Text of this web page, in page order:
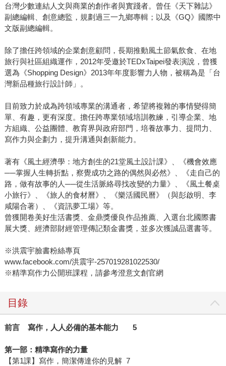
台灣少數連結人文與商業的創作者與實踐者。曾任《天下雜誌》
副總編輯、創意總監，規劃過三一九鄉專輯；以及《GQ》國際中
文版副總編輯。
除了擔任跨領域的企業創意顧問，長期推動風土節氣飲食、在地
旅行與社區組織運作，2012年受邀於TEDxTaipei發表演說，曾獲
選為《Shopping Design》2013年年度影響力人物，被稱為是「台
灣新品種旅行設計師」。
目前致力於成為跨領域專業的溝通者，希望將複雜的事情變得簡
單、有趣，更有深度。擔任跨專業領域培訓教練，引導企業、地
方組織、公益團體、教育界與政府部門，培養故事力、提問力、
寫作力與企劃力，提升溝通與創新能力。
著有《風土經濟學：地方創生的21堂風土設計課》、《機會效應
──掌握人生轉折點，察覺成功之路的偶然與必然》、《走自己的
路，做有故事的人──從生活脈絡尋找改變的力量》、《風土餐桌
小旅行》、《旅人的食材曆》、《樂活國民曆》（與彭啟明、李
咸陽合著）、《資訊夢工場》等。
曾獲開卷美好生活書獎、金鼎獎優良作品推薦、入選台北國際書
展大獎、經濟部財經管理傳記類金書獎，並多次獲誠品選書等。
※洪震宇臉書粉絲專頁
www.facebook.com/洪震宇-257019281022530/
※精準寫作力公開班課程，請參考澄意文創官網
目錄
前言 寫作，人人必備的基本能力 5
第一部：精準寫作的力量
【第1課】寫作，簡潔傳達你的見解 7